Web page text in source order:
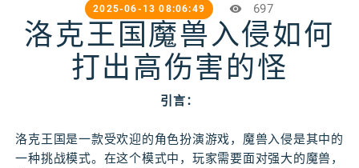
2025-06-13 08:06:49 697
洛克王国魔兽入侵如何
打出高伤害的怪
引言：
洛克王国是一款受欢迎的角色扮演游戏，魔兽入侵是其中的
一种挑战模式。在这个模式中，玩家需要面对强大的魔兽，